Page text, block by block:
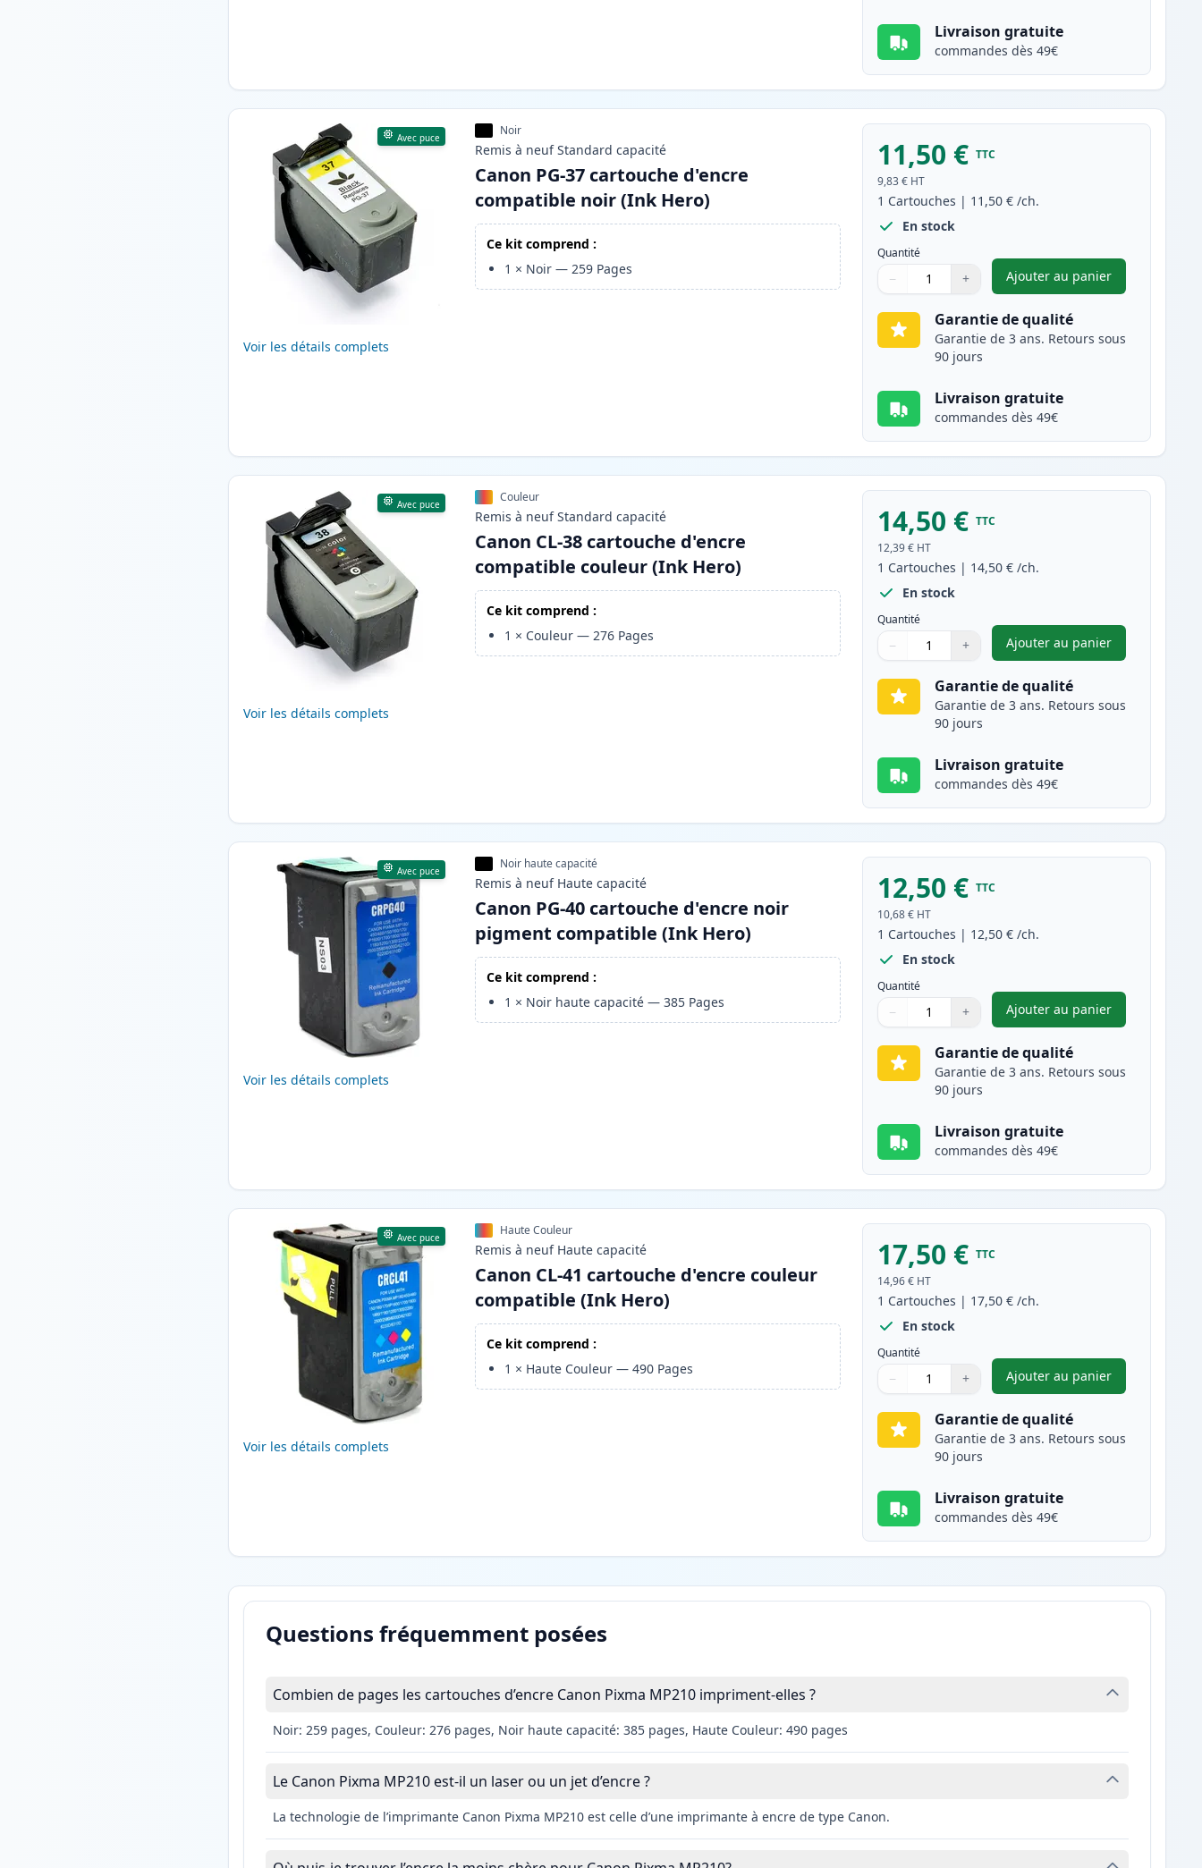
Livraison gratuite
commandes dès 49€
Avec puce
Voir les détails complets
Noir
Remis à neuf Standard capacité
Canon PG-37 cartouche d'encre
compatible noir (Ink Hero)
Ce kit comprend :
1 × Noir —259 Pages
11,50 € TTC
9,83 € HT
1 Cartouches | 11,50 € /ch.
En stock
Quantité
Quantité
Utilisez les boutons pour ajuster
− +
Quantité
Ajouter au panier
,Canon PG-37
Garantie de qualité
Garantie de 3 ans. Retours sous
90 jours
Livraison gratuite
commandes dès 49€
Avec puce
Voir les détails complets
Couleur
Remis à neuf Standard capacité
Canon CL-38 cartouche d'encre
compatible couleur (Ink Hero)
Ce kit comprend :
1 × Couleur —276 Pages
14,50 € TTC
12,39 € HT
1 Cartouches | 14,50 € /ch.
En stock
Quantité
Quantité
Utilisez les boutons pour ajuster
− +
Quantité
Ajouter au panier
,Canon CL-38
Garantie de qualité
Garantie de 3 ans. Retours sous
90 jours
Livraison gratuite
commandes dès 49€
Avec puce
Voir les détails complets
Noir haute capacité
Remis à neuf Haute capacité
Canon PG-40 cartouche d'encre noir
pigment compatible (Ink Hero)
Ce kit comprend :
1 × Noir haute capacité —385 Pages
12,50 € TTC
10,68 € HT
1 Cartouches | 12,50 € /ch.
En stock
Quantité
Quantité
Utilisez les boutons pour ajuster
− +
Quantité
Ajouter au panier
,Canon PG-40
Garantie de qualité
Garantie de 3 ans. Retours sous
90 jours
Livraison gratuite
commandes dès 49€
Avec puce
Voir les détails complets
Haute Couleur
Remis à neuf Haute capacité
Canon CL-41 cartouche d'encre couleur
compatible (Ink Hero)
Ce kit comprend :
1 × Haute Couleur —490 Pages
17,50 € TTC
14,96 € HT
1 Cartouches | 17,50 € /ch.
En stock
Quantité
Quantité
Utilisez les boutons pour ajuster
− +
Quantité
Ajouter au panier
,Canon CL-41
Garantie de qualité
Garantie de 3 ans. Retours sous
90 jours
Livraison gratuite
commandes dès 49€
Questions fréquemment posées
Combien de pages les cartouches d’encre Canon Pixma MP210 impriment-elles ?
Noir: 259 pages, Couleur: 276 pages, Noir haute capacité: 385 pages, Haute Couleur: 490 pages
Le Canon Pixma MP210 est-il un laser ou un jet d’encre ?
La technologie de l’imprimante Canon Pixma MP210 est celle d’une imprimante à encre de type Canon.